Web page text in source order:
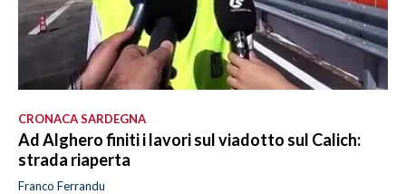
CRONACA SARDEGNA
Ad Alghero finiti i lavori sul viadotto sul Calich:
strada riaperta
Franco Ferrandu